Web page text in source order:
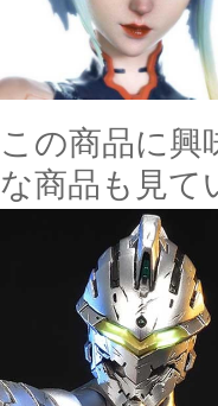
この商品に興
な商品も見て